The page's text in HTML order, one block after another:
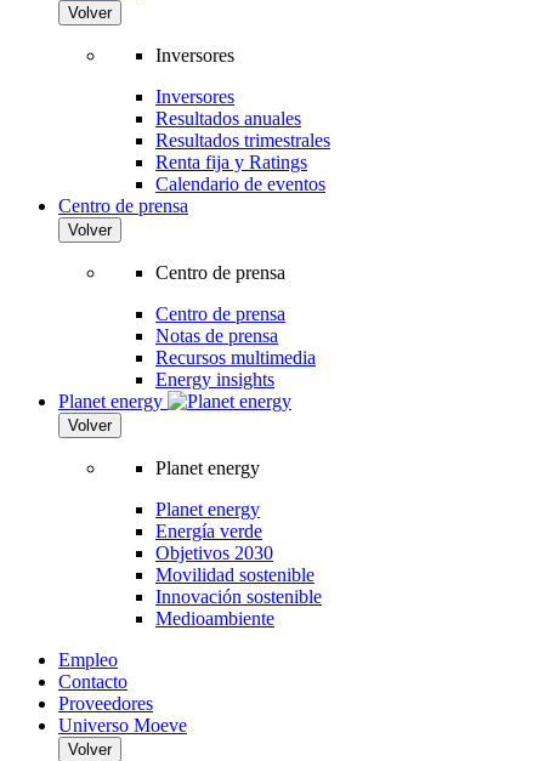
Volver
Inversores
Inversores
Resultados anuales
Resultados trimestrales
Renta fija y Ratings
Calendario de eventos
Centro de prensa
Volver
Centro de prensa
Centro de prensa
Notas de prensa
Recursos multimedia
Energy insights
Planet energy
Volver
Planet energy
Planet energy
Energía verde
Objetivos 2030
Movilidad sostenible
Innovación sostenible
Medioambiente
Empleo
Contacto
Proveedores
Universo Moeve
Volver